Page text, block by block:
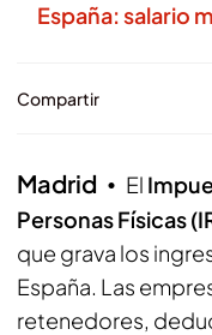
España: salario
Compartir
Madrid El
Personas Físicas
que grava los
España. Las
retenedores,